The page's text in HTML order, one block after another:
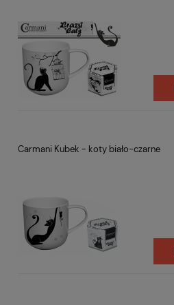
Carmani Kubek - koty biało-czarne